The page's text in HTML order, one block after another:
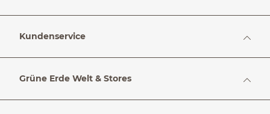
Kundenservice
Grüne Erde Welt & Stores